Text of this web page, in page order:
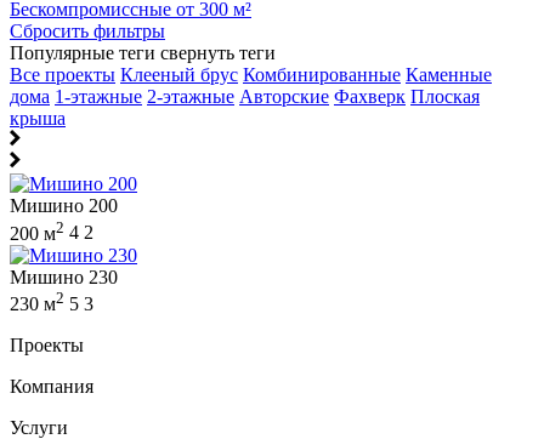
Бескомпромиссные от 300 м²
Сбросить фильтры
Популярные теги свернуть теги
Все проекты Клееный брус Комбинированные Каменные
дома 1-этажные 2-этажные Авторские Фахверк Плоская
крыша
Мишино 200
200 м2 4 2
Мишино 230
230 м2 5 3
Проекты
Компания
Услуги